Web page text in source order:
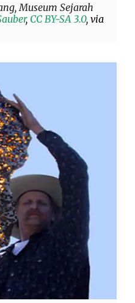
Museum Sejarah
, CC BY-SA 3.0, via